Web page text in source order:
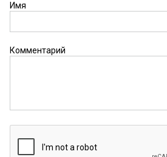
Имя
Комментарий